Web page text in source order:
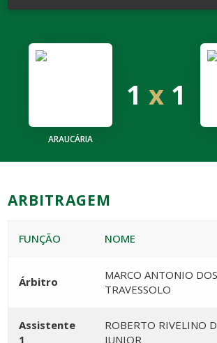
ARAUCÁRIA
1 x 1
ARBITRAGEM
FUNÇÃO NOME
Árbitro
MARCO ANTONIO
TRAVESSOLO
Assistente
1
ROBERTO RIVELINO
JUNIOR